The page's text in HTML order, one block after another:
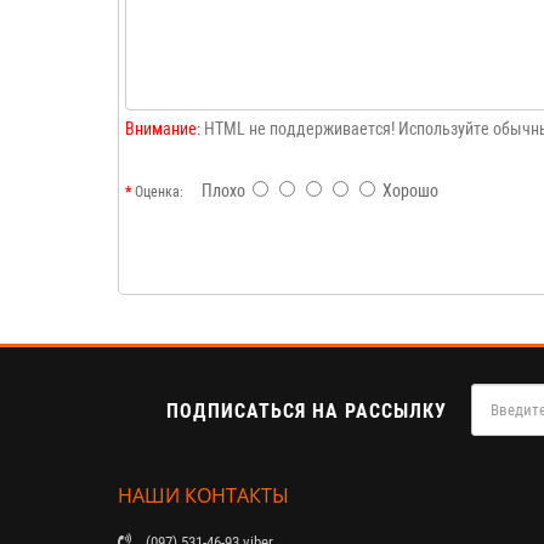
Внимание: HTML не поддерживается! Используйте
Оценка: Плохо Хорошо
ПОДПИСАТЬСЯ НА РАССЫЛКУ
НАШИ КОНТАКТЫ